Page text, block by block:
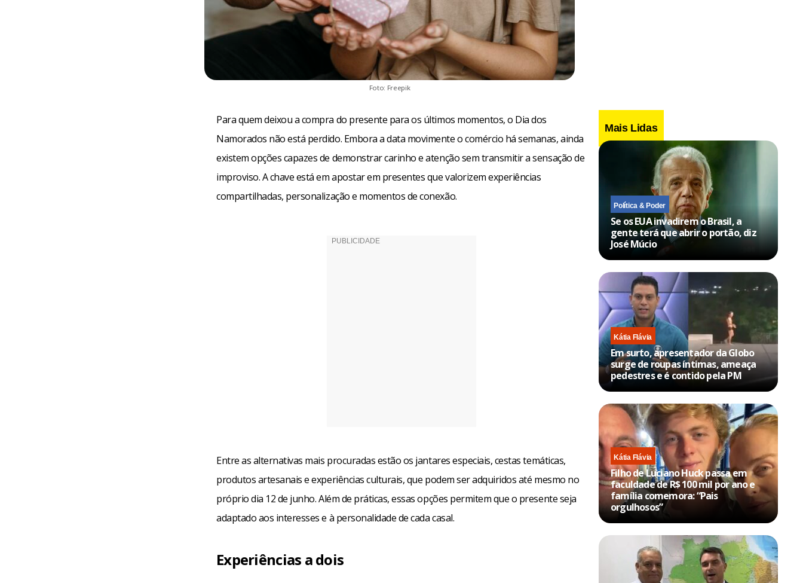
Foto: Freepik
Para quem deixou a compra do presente para os últimos momentos, o Dia dos
Namorados não está perdido. Embora a data movimente o comércio há semanas, ainda
existem opções capazes de demonstrar carinho e atenção sem transmitir a sensação de
improviso. A chave está em apostar em presentes que valorizem experiências
compartilhadas, personalização e momentos de conexão.
Entre as alternativas mais procuradas estão os jantares especiais, cestas temáticas,
produtos artesanais e experiências culturais, que podem ser adquiridos até mesmo no
próprio dia 12 de junho. Além de práticas, essas opções permitem que o presente seja
adaptado aos interesses e à personalidade de cada casal.
Experiências a dois
Mais Lidas
Política & Poder
Se os EUA invadirem o Brasil, a
gente terá que abrir o portão, diz
José Múcio
Kátia Flávia
Em surto, apresentador da Globo
surge de roupas íntimas, ameaça
pedestres e é contido pela PM
Kátia Flávia
Filho de Luciano Huck passa em
faculdade de R$ 100 mil por ano e
família comemora: “Pais
orgulhosos”